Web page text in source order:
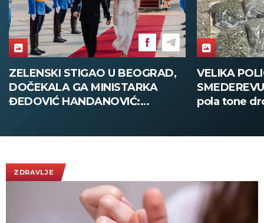
ZELENSKI STIGAO U BEOGRAD,
DOČEKALA GA MINISTARKA
ĐEDOVIĆ HANDANOVIĆ:
VELIKA
pola tone
ZDRAVLJE